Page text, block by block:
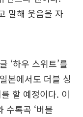
말해 웃음을 자
‘하우 스위트’를
본에서도 더블 싱
할 예정이다. 이
수록곡 ‘버블